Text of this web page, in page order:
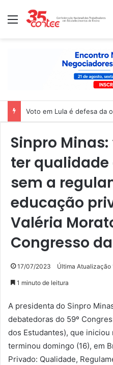
Menu
Voto em Lula é defesa da
Sinpro
ter qualidade
sem a
educação
Valéria
Congresso da
17/07/2023 Última
1 minuto de leitura
A presidenta do Sinpro
debatedoras do 59º
dos Estudantes), que iniciou
terminou domingo (16), em
Privado: Qualidade,